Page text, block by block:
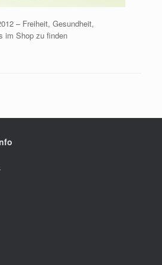
– Freiheit, Gesundheit,
im Shop zu finden